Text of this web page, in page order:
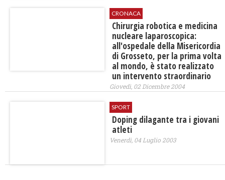
CRONACA
Chirurgia robotica e medicina
nucleare laparoscopica:
all'ospedale della Misericordia
di Grosseto, per la prima volta
al mondo, è stato realizzato
un intervento straordinario
Giovedì, 02 Dicembre 2004
SPORT
Doping dilagante tra i giovani
atleti
Venerdì, 04 Luglio 2003